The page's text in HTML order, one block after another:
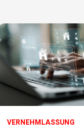
VERNEHMLASSUNG